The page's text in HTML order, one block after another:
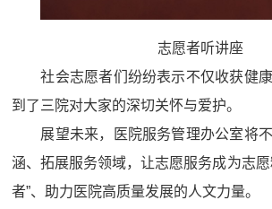
志愿者听讲座
社会志愿者们纷纷表示不仅收获健
到了三院对大家的深切关怀与爱护。
展望未来，医院服务管理办公室将
涵、拓展服务领域，让志愿服务成为志
者”、助力医院高质量发展的人文力量。